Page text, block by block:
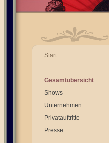
Start
Gesamtübersicht
Shows
Unternehmen
Privatauftritte
Presse